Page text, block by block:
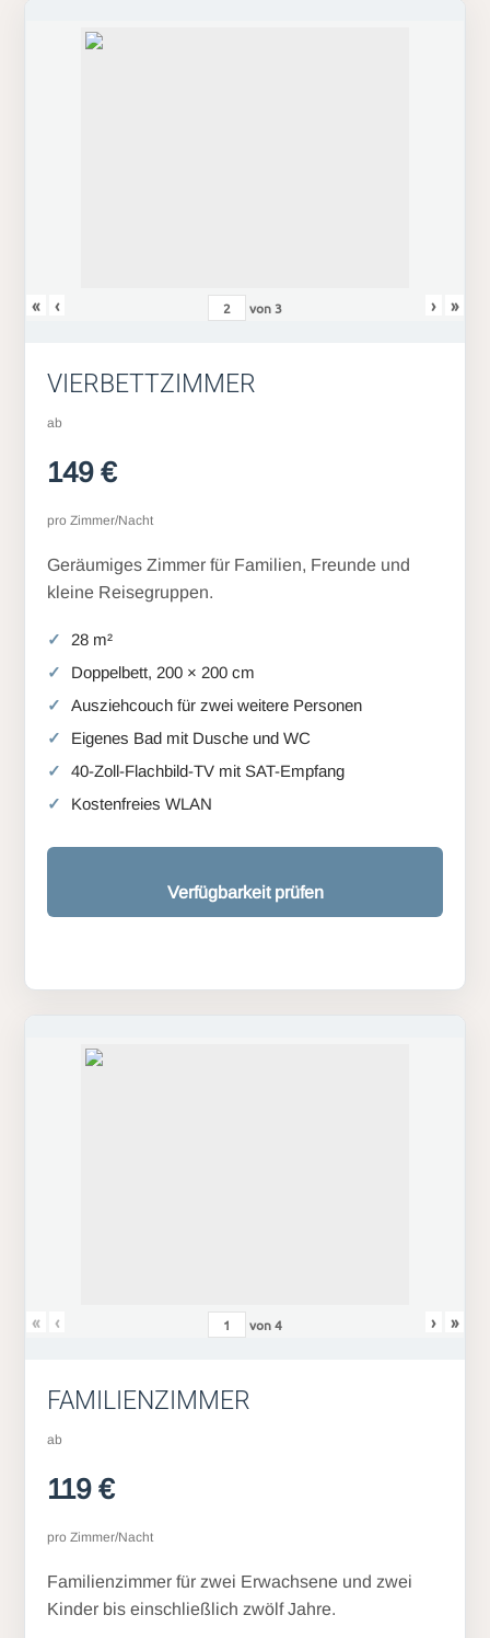
« ‹ von3 › »
VIERBETTZIMMER
ab
149 €
pro Zimmer/Nacht
Geräumiges Zimmer für Familien, Freunde und
kleine Reisegruppen.
28 m²
Doppelbett, 200 × 200 cm
Ausziehcouch für zwei weitere Personen
Eigenes Bad mit Dusche und WC
40-Zoll-Flachbild-TV mit SAT-Empfang
Kostenfreies WLAN
Verfügbarkeit prüfen
« ‹ von4 › »
FAMILIENZIMMER
ab
119 €
pro Zimmer/Nacht
Familienzimmer für zwei Erwachsene und zwei
Kinder bis einschließlich zwölf Jahre.